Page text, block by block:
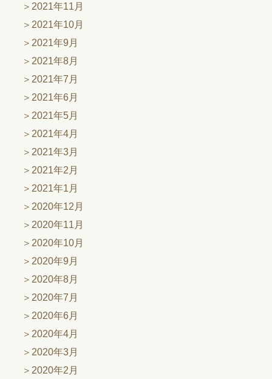
2021年11月
2021年10月
2021年9月
2021年8月
2021年7月
2021年6月
2021年5月
2021年4月
2021年3月
2021年2月
2021年1月
2020年12月
2020年11月
2020年10月
2020年9月
2020年8月
2020年7月
2020年6月
2020年4月
2020年3月
2020年2月